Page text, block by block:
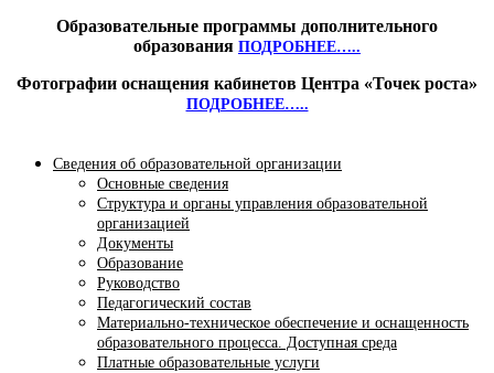
Образовательные программы дополнительного
образования ПОДРОБНЕЕ…..
Фотографии оснащения кабинетов Центра «Точек роста»
ПОДРОБНЕЕ…..
Сведения об образовательной организации
Основные сведения
Структура и органы управления образовательной
организацией
Документы
Образование
Руководство
Педагогический состав
Материально-техническое обеспечение и оснащенность
образовательного процесса. Доступная среда
Платные образовательные услуги